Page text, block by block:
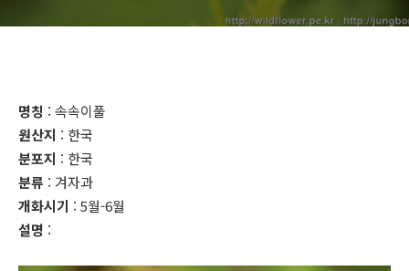
명칭 : 속속이풀
원산지 : 한국
분포지 : 한국
분류 : 겨자과
개화시기 : 5월-6월
설명 :